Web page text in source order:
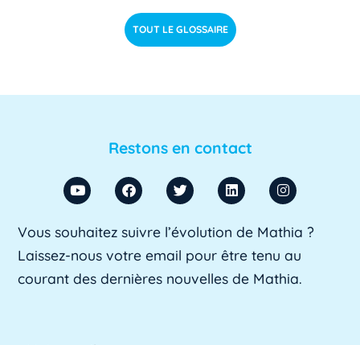
déterminer si les étudiants de niveau [...]
ACU
d'Université. Il s'agit d'un fonctionnaire chargé
ADA SUP
ADA SUP est l'acronyme de l'Association
professionnelle des directeurs d'achats des [...]
TOUT LE GLOSSAIRE
Restons en contact
Vous souhaitez suivre l’évolution de Mathia ?
Laissez-nous votre email pour être tenu au
courant des dernières nouvelles de Mathia.